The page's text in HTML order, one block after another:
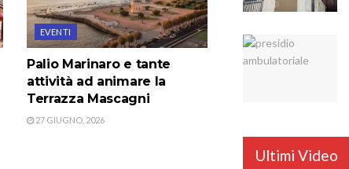
EVENTI
Palio Marinaro e tante
attività ad animare la
Terrazza Mascagni
27 GIUGNO, 2026
Ultimi Video